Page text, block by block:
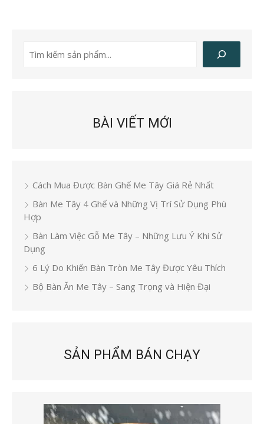
BÀI VIẾT MỚI
Cách Mua Được Bàn Ghế Me Tây Giá Rẻ Nhất
Bàn Me Tây 4 Ghế và Những Vị Trí Sử Dụng Phù
Hợp
Bàn Làm Việc Gỗ Me Tây – Những Lưu Ý Khi Sử
Dụng
6 Lý Do Khiến Bàn Tròn Me Tây Được Yêu Thích
Bộ Bàn Ăn Me Tây – Sang Trọng và Hiện Đại
SẢN PHẨM BÁN CHẠY